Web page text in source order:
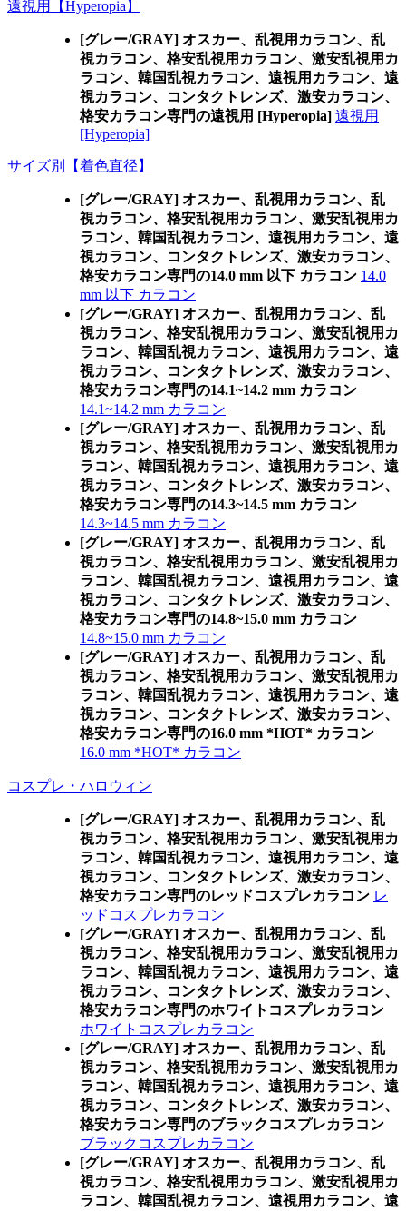
遠視用【Hyperopia】
[グレー/GRAY] オスカー、乱視用カラコン、乱
視カラコン、格安乱視用カラコン、激安乱視用カ
ラコン、韓国乱視カラコン、遠視用カラコン、遠
視カラコン、コンタクトレンズ、激安カラコン、
格安カラコン専門の遠視用 [Hyperopia] 遠視用
[Hyperopia]
サイズ別【着色直径】
[グレー/GRAY] オスカー、乱視用カラコン、乱
視カラコン、格安乱視用カラコン、激安乱視用カ
ラコン、韓国乱視カラコン、遠視用カラコン、遠
視カラコン、コンタクトレンズ、激安カラコン、
格安カラコン専門の14.0 mm 以下 カラコン 14.0
mm 以下 カラコン
[グレー/GRAY] オスカー、乱視用カラコン、乱
視カラコン、格安乱視用カラコン、激安乱視用カ
ラコン、韓国乱視カラコン、遠視用カラコン、遠
視カラコン、コンタクトレンズ、激安カラコン、
格安カラコン専門の14.1~14.2 mm カラコン
14.1~14.2 mm カラコン
[グレー/GRAY] オスカー、乱視用カラコン、乱
視カラコン、格安乱視用カラコン、激安乱視用カ
ラコン、韓国乱視カラコン、遠視用カラコン、遠
視カラコン、コンタクトレンズ、激安カラコン、
格安カラコン専門の14.3~14.5 mm カラコン
14.3~14.5 mm カラコン
[グレー/GRAY] オスカー、乱視用カラコン、乱
視カラコン、格安乱視用カラコン、激安乱視用カ
ラコン、韓国乱視カラコン、遠視用カラコン、遠
視カラコン、コンタクトレンズ、激安カラコン、
格安カラコン専門の14.8~15.0 mm カラコン
14.8~15.0 mm カラコン
[グレー/GRAY] オスカー、乱視用カラコン、乱
視カラコン、格安乱視用カラコン、激安乱視用カ
ラコン、韓国乱視カラコン、遠視用カラコン、遠
視カラコン、コンタクトレンズ、激安カラコン、
格安カラコン専門の16.0 mm *HOT* カラコン
16.0 mm *HOT* カラコン
コスプレ・ハロウィン
[グレー/GRAY] オスカー、乱視用カラコン、乱
視カラコン、格安乱視用カラコン、激安乱視用カ
ラコン、韓国乱視カラコン、遠視用カラコン、遠
視カラコン、コンタクトレンズ、激安カラコン、
格安カラコン専門のレッドコスプレカラコン レ
ッドコスプレカラコン
[グレー/GRAY] オスカー、乱視用カラコン、乱
視カラコン、格安乱視用カラコン、激安乱視用カ
ラコン、韓国乱視カラコン、遠視用カラコン、遠
視カラコン、コンタクトレンズ、激安カラコン、
格安カラコン専門のホワイトコスプレカラコン
ホワイトコスプレカラコン
[グレー/GRAY] オスカー、乱視用カラコン、乱
視カラコン、格安乱視用カラコン、激安乱視用カ
ラコン、韓国乱視カラコン、遠視用カラコン、遠
視カラコン、コンタクトレンズ、激安カラコン、
格安カラコン専門のブラックコスプレカラコン
ブラックコスプレカラコン
[グレー/GRAY] オスカー、乱視用カラコン、乱
視カラコン、格安乱視用カラコン、激安乱視用カ
ラコン、韓国乱視カラコン、遠視用カラコン、遠